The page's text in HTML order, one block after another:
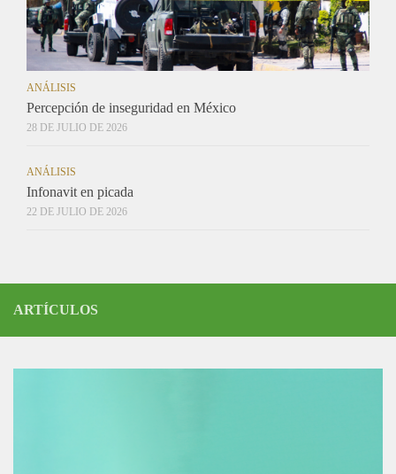
ANÁLISIS
Percepción de inseguridad en México
28 DE JULIO DE 2026
ANÁLISIS
Infonavit en picada
22 DE JULIO DE 2026
ARTÍCULOS